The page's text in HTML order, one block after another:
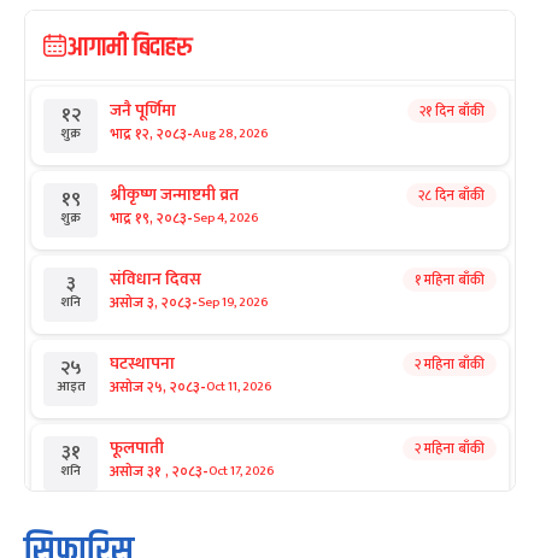
आगामी बिदाहरु
१२
शुक्र
जनै पूर्णिमा
भाद्र १२, २०८३-Aug 28, 2026
२१ दिन बाँकी
१९
शुक्र
श्रीकृष्ण जन्माष्टमी व्रत
भाद्र १९, २०८३-Sep 4, 2026
२८ दिन बाँकी
३
शनि
संविधान दिवस
असोज ३, २०८३-Sep 19, 2026
१ महिना बाँकी
२५
आइत
घटस्थापना
असोज २५, २०८३-Oct 11, 2026
२ महिना बाँकी
३१
शनि
फूलपाती
असोज ३१ , २०८३-Oct 17, 2026
२ महिना बाँकी
१ कार्तिक सङ्क्रान्ति